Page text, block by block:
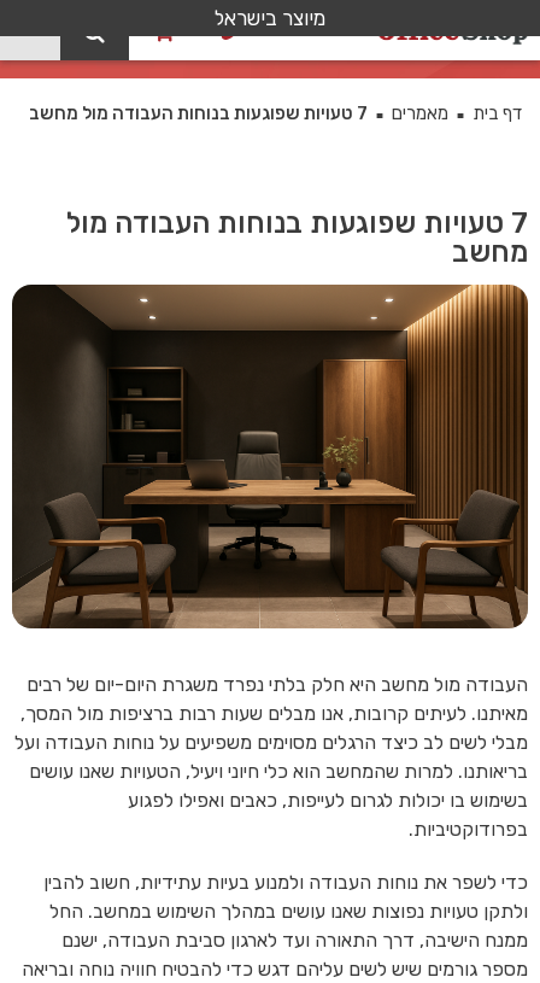
מיוצר בישראל
בלוג
דף בית ■ מאמרים ■ 7 טעויות שפוגעות בנוחות העבודה מול מחשב
7 טעויות שפוגעות בנוחות העבודה מול
מחשב
העבודה מול מחשב היא חלק בלתי נפרד משגרת היום-יום של רבים
מאיתנו. לעיתים קרובות, אנו מבלים שעות רבות ברציפות מול המסך,
מבלי לשים לב כיצד הרגלים מסוימים משפיעים על נוחות העבודה ועל
בריאותנו. למרות שהמחשב הוא כלי חיוני ויעיל, הטעויות שאנו עושים
בשימוש בו יכולות לגרום לעייפות, כאבים ואפילו לפגוע
בפרודוקטיביות.
כדי לשפר את נוחות העבודה ולמנוע בעיות עתידיות, חשוב להבין
ולתקן טעויות נפוצות שאנו עושים במהלך השימוש במחשב. החל
ממנח הישיבה, דרך התאורה ועד לארגון סביבת העבודה, ישנם
מספר גורמים שיש לשים עליהם דגש כדי להבטיח חוויה נוחה ובריאה